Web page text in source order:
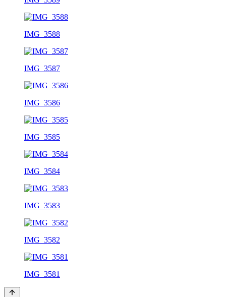
IMG_3588
IMG_3587
IMG_3586
IMG_3585
IMG_3584
IMG_3583
IMG_3582
IMG_3581